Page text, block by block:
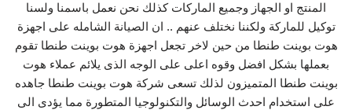
المنتج او الجهاز وجميع الماركات كذلك نحن نعمل باسمنا ولسنا
توكيل للماركة ولكننا نختلف عنهم .. ان الصيانة الشامله على اجهزة
هوت بوينت طنطا من حين لاخر تجعل اجهزة هوت بوينت طنطا تقوم
بعملها بشكل افضل وقوه اعلى على الوجه الذى يلائم عملاء هوت
بوينت طنطا المتميزون لذلك تسعى شركة هوت بوينت طنطا جاهده
على استخدام احدث الوسائل والتكنولوجيا المتطورة مما يؤدى الى